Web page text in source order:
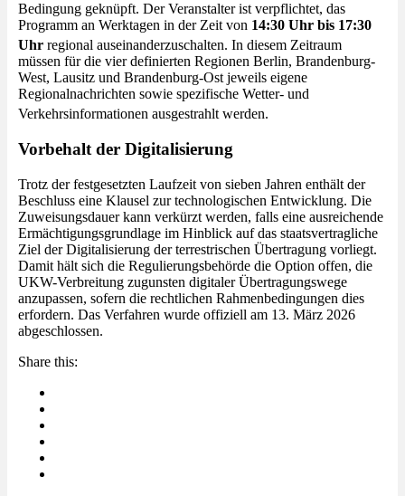
Bedingung geknüpft. Der Veranstalter ist verpflichtet, das
Programm an Werktagen in der Zeit von 14:30 Uhr bis 17:30
Uhr regional auseinanderzuschalten. In diesem Zeitraum
müssen für die vier definierten Regionen Berlin, Brandenburg-
West, Lausitz und Brandenburg-Ost jeweils eigene
Regionalnachrichten sowie spezifische Wetter- und
Verkehrsinformationen ausgestrahlt werden.
Vorbehalt der Digitalisierung
Trotz der festgesetzten Laufzeit von sieben Jahren enthält der
Beschluss eine Klausel zur technologischen Entwicklung. Die
Zuweisungsdauer kann verkürzt werden, falls eine ausreichende
Ermächtigungsgrundlage im Hinblick auf das staatsvertragliche
Ziel der Digitalisierung der terrestrischen Übertragung vorliegt.
Damit hält sich die Regulierungsbehörde die Option offen, die
UKW-Verbreitung zugunsten digitaler Übertragungswege
anzupassen, sofern die rechtlichen Rahmenbedingungen dies
erfordern. Das Verfahren wurde offiziell am 13. März 2026
abgeschlossen.
Share this: